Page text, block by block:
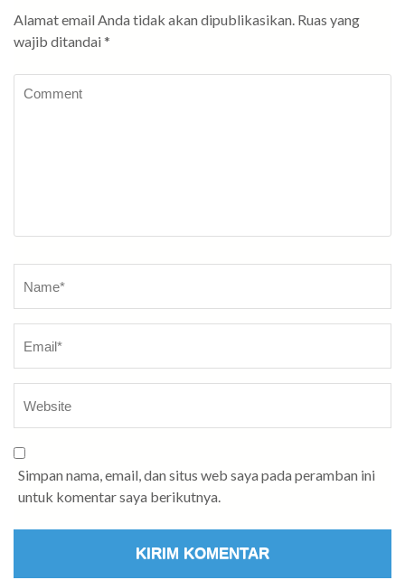
Alamat email Anda tidak akan dipublikasikan. Ruas yang
wajib ditandai *
Simpan nama, email, dan situs web saya pada peramban ini
untuk komentar saya berikutnya.